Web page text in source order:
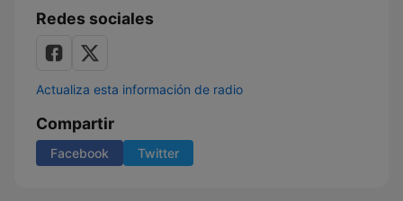
Redes sociales
Actualiza esta información de radio
Compartir
Facebook Twitter